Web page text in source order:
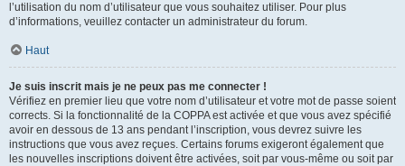
l’utilisation du nom d’utilisateur que vous souhaitez utiliser. Pour plus
d’informations, veuillez contacter un administrateur du forum.
Haut
Je suis inscrit mais je ne peux pas me connecter !
Vérifiez en premier lieu que votre nom d’utilisateur et votre mot de passe soient
corrects. Si la fonctionnalité de la COPPA est activée et que vous avez spécifié
avoir en dessous de 13 ans pendant l’inscription, vous devrez suivre les
instructions que vous avez reçues. Certains forums exigeront également que
les nouvelles inscriptions doivent être activées, soit par vous-même ou soit par